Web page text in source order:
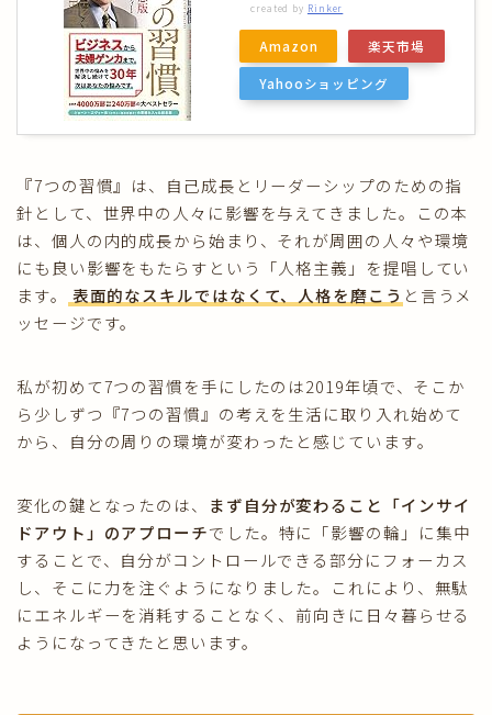
created by Rinker
Amazon 楽天市場
Yahooショッピング
『7つの習慣』は、自己成長とリーダーシップのための指
針として、世界中の人々に影響を与えてきました。この本
は、個人の内的成長から始まり、それが周囲の人々や環境
にも良い影響をもたらすという「人格主義」を提唱してい
ます。
表面的なスキルではなくて、人格を磨こう と言うメ
ッセージです。
私が初めて7つの習慣を手にしたのは2019年頃で、そこか
ら少しずつ『7つの習慣』の考えを生活に取り入れ始めて
から、自分の周りの環境が変わったと感じています。
変化の鍵となったのは、 まず自分が変わること「インサイ
ドアウト」のアプローチでした。特に「影響の輪」に集中
することで、自分がコントロールできる部分にフォーカス
し、そこに力を注ぐようになりました。これにより、無駄
にエネルギーを消耗することなく、前向きに日々暮らせる
ようになってきたと思います。